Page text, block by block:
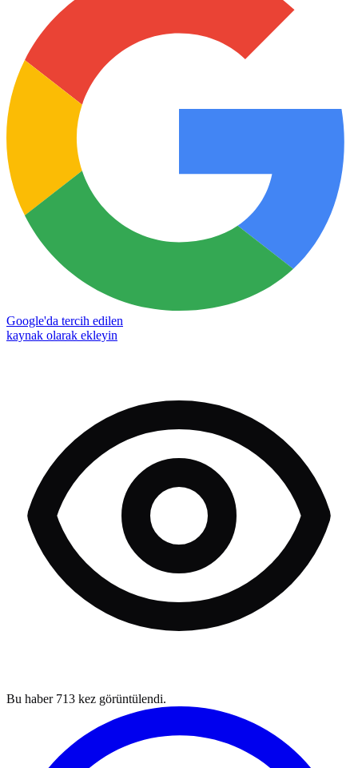
Google'da tercih edilen
kaynak olarak ekleyin
Bu haber 713 kez görüntülendi.